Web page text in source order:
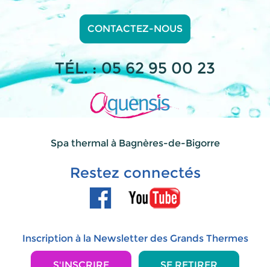
CONTACTEZ-NOUS
TÉL. : 05 62 95 00 23
Spa thermal à Bagnères-de-Bigorre
Restez connectés
Inscription à la Newsletter des Grands Thermes